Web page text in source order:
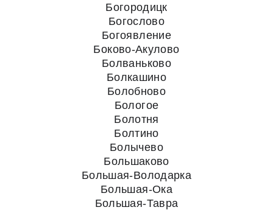
Богородицк
Богослово
Богоявление
Боково-Акулово
Болваньково
Болкашино
Болобново
Бологое
Болотня
Болтино
Болычево
Большаково
Большая-Володарка
Большая-Ока
Большая-Тавра